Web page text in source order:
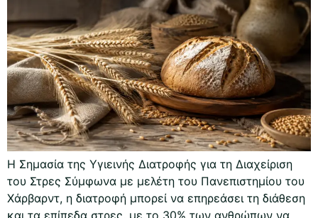
Η Σημασία της Υγιεινής Διατροφής για τη Διαχείριση
του Στρες Σύμφωνα με μελέτη του Πανεπιστημίου του
Χάρβαρντ, η διατροφή μπορεί να επηρεάσει τη διάθεση